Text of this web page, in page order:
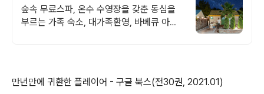
오설록근처 완벽독채
숲속 무료스파, 온수 수영장을 갖춘 동심을
부르는 가족 숙소, 대가족환영, 바베큐 아이
만년만에 귀환한 플레이어 - 구글 북스(전30권, 2021.01)